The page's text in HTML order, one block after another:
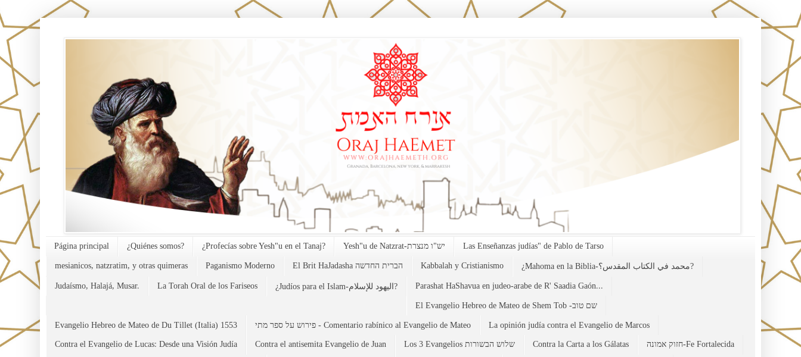
Página principal ¿Quiénes somos? ¿Profecías sobre Yesh"u en el Tanaj? Yesh"u de Natzrat-יש"ו מנצרת Las Enseñanzas judías" de Pablo de Tarso
mesianicos, natzratim, y otras quimeras Paganismo Moderno El Brit HaJadasha הברית החדשה Kabbalah y Cristianismo ¿Mahoma en la Biblia-محمد في الكتاب المقدس؟?
Judaísmo, Halajá, Musar. La Torah Oral de los Fariseos ¿Judíos para el Islam-اليهود للإسلام? Parashat HaShavua en judeo-arabe de R' Saadia Gaón...
El Evangelio Hebreo de Mateo de Shem Tob -שם טוב
Evangelio Hebreo de Mateo de Du Tillet (Italia) 1553 פירוש על ספר מתי - Comentario rabínico al Evangelio de Mateo La opinión judía contra el Evangelio de Marcos
Contra el Evangelio de Lucas: Desde una Visión Judía Contra el antisemita Evangelio de Juan Los 3 Evangelios שלוש הבשורות Contra la Carta a los Gálatas חזוק אמונה-Fe Fortalecida